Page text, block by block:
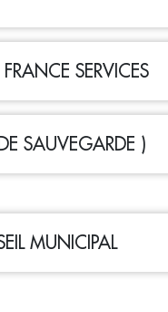
SERVICES
SAUVEGARDE )
MUNICIPAL